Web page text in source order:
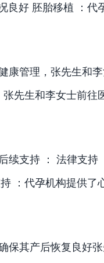
良好 胚胎移植 ：代
康管理，张先生和
先生和李女士前往
续支持 ： 法律支持
：代孕机构提供了
保其产后恢复良好